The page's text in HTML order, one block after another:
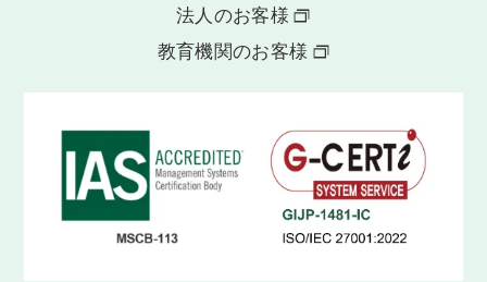
法人のお客様
教育機関のお客様